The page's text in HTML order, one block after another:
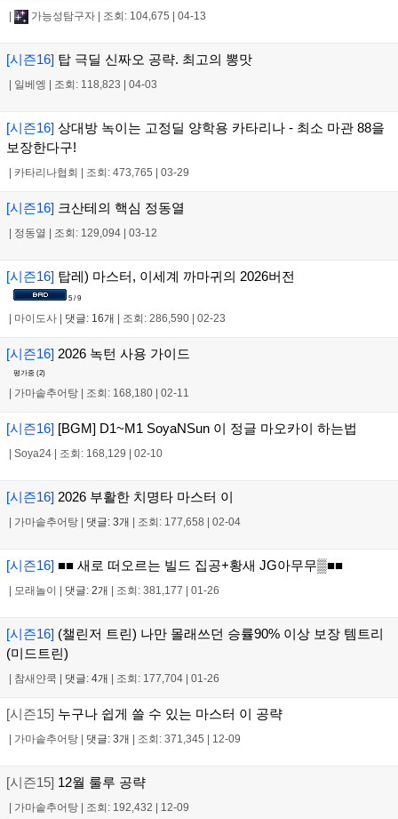
| 가능성탐구자 | 조회: 104,675 | 04-13
[시즌16] 탑 극딜 신짜오 공략. 최고의 뽕맛
| 일베엥 | 조회: 118,823 | 04-03
[시즌16] 상대방 녹이는 고정딜 양학용 카타리나 - 최소 마관 88을
보장한다구!
| 카타리나협회 | 조회: 473,765 | 03-29
[시즌16] 크산테의 핵심 정동열
| 정동열 | 조회: 129,094 | 03-12
[시즌16] 탑레) 마스터, 이세계 까마귀의 2026버전
5 / 9
마이도사 댓글: 16개 조회: 286,590 02-23
[시즌16] 2026 녹턴 사용 가이드
평가중 (2)
| 가마솥추어탕 | 조회: 168,180 | 02-11
[시즌16] [BGM] D1~M1 SoyaNSun 이 정글 마오카이 하는법
| Soya24 | 조회: 168,129 | 02-10
[시즌16] 2026 부활한 치명타 마스터 이
| 가마솥추어탕 | 댓글: 3개 | 조회: 177,658 | 02-04
[시즌16] ■■ 새로 떠오르는 빌드 집공+황새 JG아무무▒■■
| 모래놀이 | 댓글: 2개 | 조회: 381,177 | 01-26
[시즌16] (챌린저 트린) 나만 몰래쓰던 승률90% 이상 보장 템트리
(미드트린)
| 참새얀쿡 | 댓글: 4개 | 조회: 177,704 | 01-26
[시즌15] 누구나 쉽게 쓸 수 있는 마스터 이 공략
| 가마솥추어탕 | 댓글: 3개 | 조회: 371,345 | 12-09
[시즌15] 12월 룰루 공략
| 가마솥추어탕 | 조회: 192,432 | 12-09